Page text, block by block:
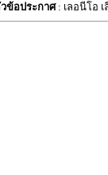
ข้อประกาศ: เลอนีโอ